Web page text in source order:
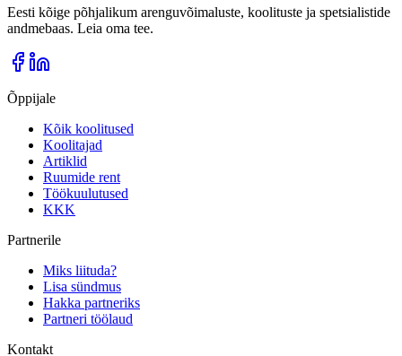
Eesti kõige põhjalikum arenguvõimaluste, koolituste ja spetsialistide
andmebaas. Leia oma tee.
Õppijale
Kõik koolitused
Koolitajad
Artiklid
Ruumide rent
Töökuulutused
KKK
Partnerile
Miks liituda?
Lisa sündmus
Hakka partneriks
Partneri töölaud
Kontakt